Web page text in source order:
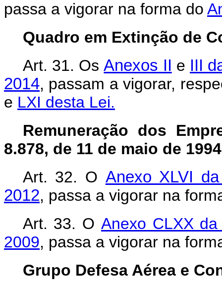
passa a vigorar na forma do
Quadro em Extinção de
Art. 31. OsAnexos II e III
2014, passam a vigorar,
e LXI desta Lei.
Remuneração dos
8.878, de 11 de maio de 1994
Art. 32. O Anexo XLVI
2012, passa a vigorar na
Art. 33. O Anexo CLXX
2009, passa a vigorar na
Grupo Defesa Aérea e